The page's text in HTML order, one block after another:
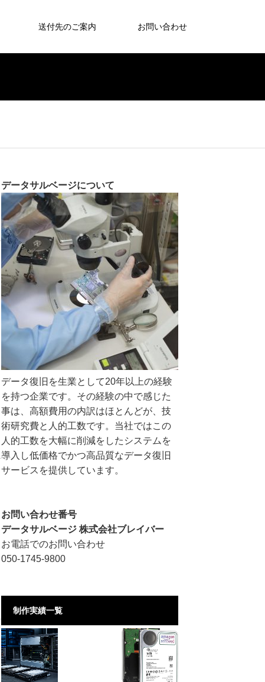
送付先のご案内 お問い合わせ
データサルベージについて
データ復旧を生業として20年以上の経験
を持つ企業です。その経験の中で感じた
事は、高額費用の内訳はほとんどが、技
術研究費と人的工数です。当社ではこの
人的工数を大幅に削減をしたシステムを
導入し低価格でかつ高品質なデータ復旧
サービスを提供しています。
お問い合わせ番号
データサルベージ 株式会社ブレイバー
お電話でのお問い合わせ
050-1745-9800
制作実績一覧